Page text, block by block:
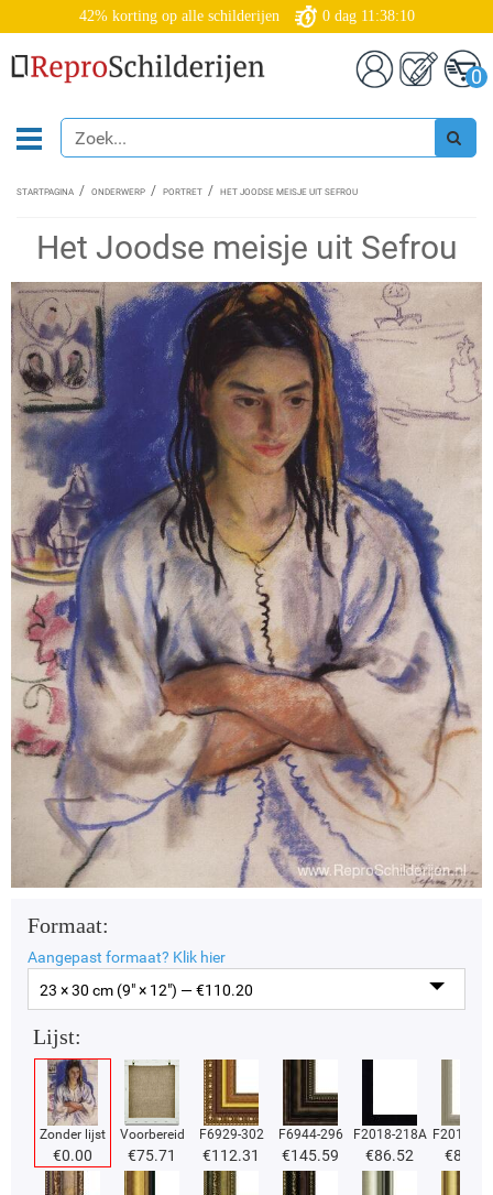
42% korting op alle schilderijen 0 dag 11:38:09
0
STARTPAGINA ONDERWERP PORTRET HET JOODSE MEISJE UIT SEFROU
Het Joodse meisje uit Sefrou
Formaat:
Aangepast formaat? Klik hier
23 × 30 cm (9" × 12") — €110.20
Lijst:
Zonder lijst
€0.00
Voorbereid
€75.71
F6929-302
€112.31
F6944-296
€145.59
F2018-218A
€86.52
F2018-
€86.52